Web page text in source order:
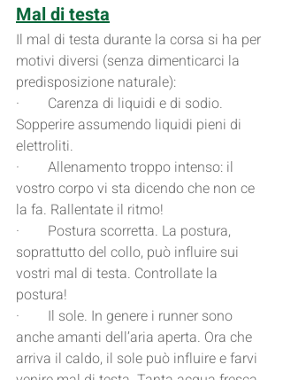
Mal di testa
Il mal di testa durante la corsa si ha per
motivi diversi (senza dimenticarci la
predisposizione naturale):
·        Carenza di liquidi e di sodio.
Sopperire assumendo liquidi pieni di
elettroliti.
·        Allenamento troppo intenso: il
vostro corpo vi sta dicendo che non ce
la fa. Rallentate il ritmo!
·        Postura scorretta. La postura,
soprattutto del collo, può influire sui
vostri mal di testa. Controllate la
postura!
·        Il sole. In genere i runner sono
anche amanti dell’aria aperta. Ora che
arriva il caldo, il sole può influire e farvi